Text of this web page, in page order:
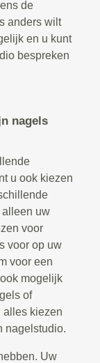
de
anders wilt
en u kunt
bespreken
nagels
u ook kiezen
alleen uw
voor
voor op uw
voor een
mogelijk
of
alles kiezen
nagelstudio.
Uw